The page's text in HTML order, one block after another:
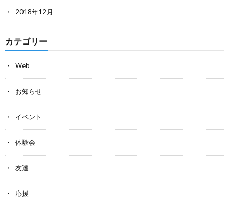
2018年12月
カテゴリー
Web
お知らせ
イベント
体験会
友達
応援